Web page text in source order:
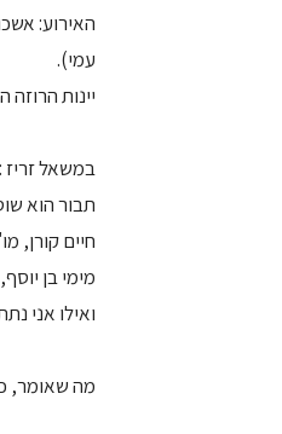
עמי).
יינות
במשאל זריז
תבור הוא
חיים קורן,
מימי בן
ואילו אני
מה שאומר,